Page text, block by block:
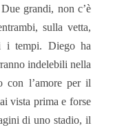
grandi, non c’è
sulla vetta,
i tempi. Diego ha
indelebili nella
con l’amore per il
vista prima e forse
di uno stadio, il